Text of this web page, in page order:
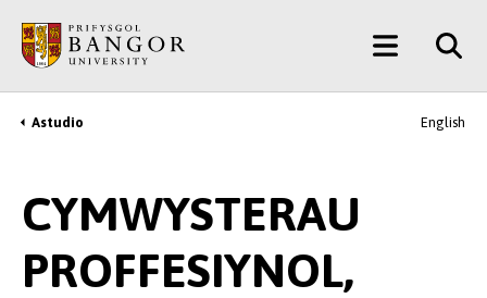
Prif
Gynnwys
Main
Menu
Breadcrumb
Astudio English
CYMWYSTERAU
PROFFESIYNOL,